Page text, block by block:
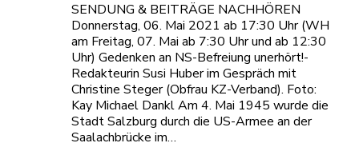
SENDUNG & BEITRÄGE NACHHÖREN
Donnerstag, 06. Mai 2021 ab 17:30 Uhr (WH
am Freitag, 07. Mai ab 7:30 Uhr und ab 12:30
Uhr) Gedenken an NS-Befreiung unerhört!-
Redakteurin Susi Huber im Gespräch mit
Christine Steger (Obfrau KZ-Verband). Foto:
Kay Michael Dankl Am 4. Mai 1945 wurde die
Stadt Salzburg durch die US-Armee an der
Saalachbrücke im…